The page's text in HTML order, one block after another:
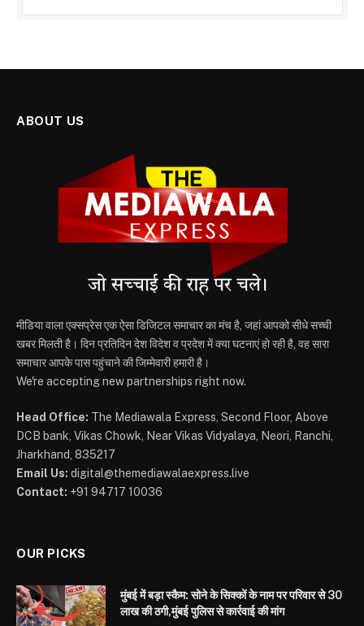
ABOUT US
मीडिया वाला एक्सप्रेस एक ऐसा डिजिटल समाचार का मंच है, जहां आपको सीधे सच्ची
खबर मिलती है। दिन प्रतिदिन देश विदेश व प्रदेश में क्या घटनाएं हो रही है, वह सारा
समाचार आपके पास पहुंचाने की जिम्मेवारी हमारी है।
We're accepting new partnerships right now.
Head Office: The Mediawala Express, Second Floor, Above
DCB bank, Vikas Chowk, Near Vikas Vidyalaya, Neori, Ranchi,
Jharkhand, 835217
Email Us: digital@themediawalaexpress.live
Contact: +91 94717 10036
OUR PICKS
मुंबई में बड़ा स्कैम: सोने के सिक्कों के नाम पर परिवार से 30
लाख की ठगी,मुंबई पुलिस से कार्रवाई की मांग